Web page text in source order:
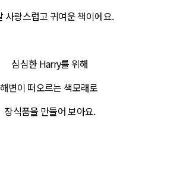
사랑스럽고 귀여운 책이에요.
심심한 Harry를 위해
해변이 떠오르는 색모래로
장식품을 만들어 보아요.